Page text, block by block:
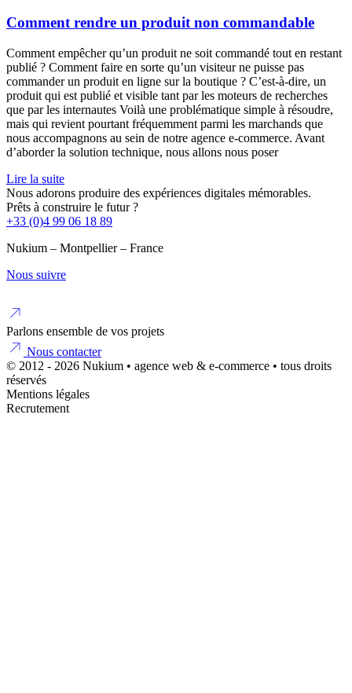
Comment rendre un produit non commandable
Comment empêcher qu’un produit ne soit commandé tout en restant
publié ? Comment faire en sorte qu’un visiteur ne puisse pas
commander un produit en ligne sur la boutique ? C’est-à-dire, un
produit qui est publié et visible tant par les moteurs de recherches
que par les internautes Voilà une problématique simple à résoudre,
mais qui revient pourtant fréquemment parmi les marchands que
nous accompagnons au sein de notre agence e-commerce. Avant
d’aborder la solution technique, nous allons nous poser
Lire la suite
Nous adorons produire des expériences digitales mémorables.
Prêts à construire le futur ?
+33 (0)4 99 06 18 89
Nukium – Montpellier – France
Nous suivre
Parlons ensemble de vos projets
Nous contacter
© 2012 - 2026 Nukium • agence web & e-commerce • tous droits
réservés
Mentions légales
Recrutement